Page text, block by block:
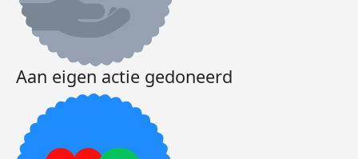
Aan eigen actie gedoneerd